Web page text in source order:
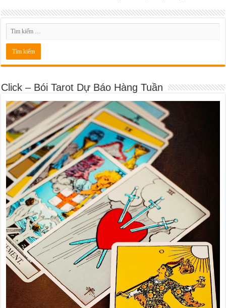
Click – Bói Tarot Dự Báo Hàng Tuần